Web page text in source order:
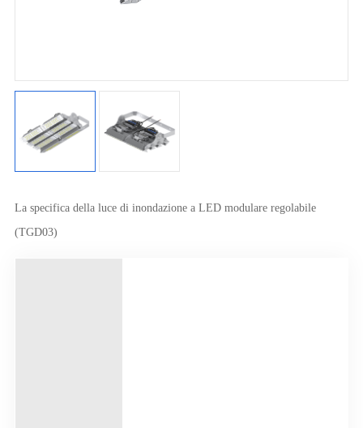
La specifica della luce di inondazione a LED modulare regolabile
(TGD03)